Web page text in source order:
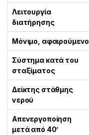
Λειτουργία
διατήρησης
Μόνιμο, αφαιρούμενο
Σύστημα κατά του
σταξίματος
Δείκτης στάθμης
νερού
Απενεργοποίηση
μετά από 40’